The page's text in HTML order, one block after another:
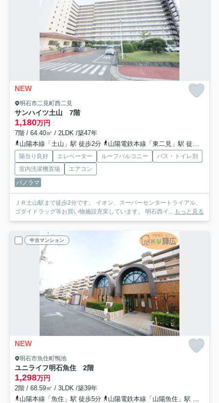
NEW
明石市二見町西二見
サンハイツ土山 7階
1,180万円
7階 / 64.40㎡ / 2LDK /築47年
山陽本線「土山」駅 徒歩2分
山陽電鉄本線「東二見」駅 徒歩30分
陽当り良好 エレベーター ルーフバルコニー
バス・トイレ別
室内洗濯機置場
エアコン
パノラマ
ＪＲ土山駅まで徒歩2分です。 イオン、スーパーセンタートライアル、
ゴダイドラッグ等お買い物施設充実しています。 明石西イ...
もっと見る
中古マンション
NEW
明石市魚住町鴨池
ユニライフ明石魚住 2階
1,298万円
2階 / 68.59㎡ / 3LDK /築39年
山陽本線「魚住」駅 徒歩5分
山陽電鉄本線「山陽魚住」駅 徒歩20分